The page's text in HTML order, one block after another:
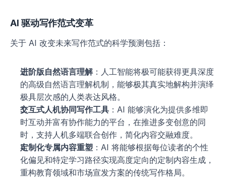
AI 驱动写作范式变革
关于 AI 改变未来写作范式的科学预测包括：
进阶版自然语言理解：人工智能将极可能获得更具深度
的高级自然语言理解机制，能够极其真实地解构并演绎
极具层次感的人类表达风格。
交互式人机协同写作工具 ：AI 能够演化为提供多维即
时互动并富有协作能力的平台，在推进多变创意的同
时，支持人机多端联合创作，简化内容交融难度。
定制化专属内容重塑 ：AI 将能够根据每位读者的个性
化偏见和特定学习路径实现高度定向的定制内容生成，
重构教育领域和市场宣发方案的传统写作格局。